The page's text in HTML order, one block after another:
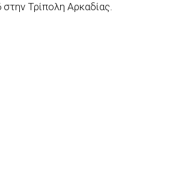
Τρίπολη Αρκαδίας.